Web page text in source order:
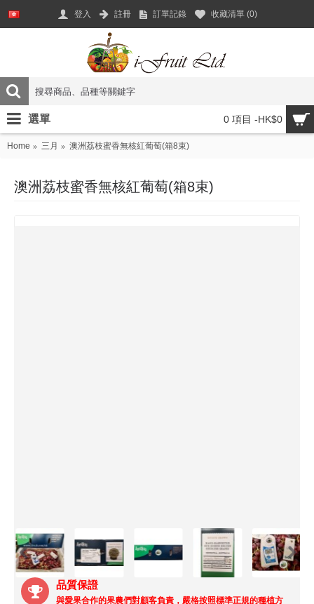
登入 註冊 訂單記錄 收藏清單 (0)
0 項目 -HK$0
選單
Home 三月 澳洲荔枝蜜香無核紅葡萄(箱8束)
澳洲荔枝蜜香無核紅葡萄(箱8束)
品質保證
與愛果合作的果農們對顧客負責，嚴格按照標準正規的種植方